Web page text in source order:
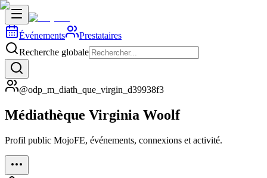
Événements
Prestataires
Recherche globale
@odp_m_diath_que_virgin_d39938f3
Médiathèque Virginia Woolf
Profil public MojoFE, événements, connexions et activité.